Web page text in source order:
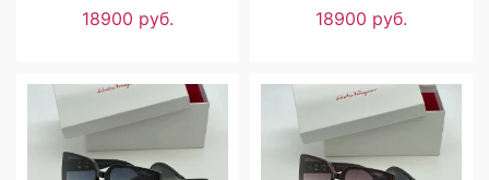
18900 руб.
18900 руб.